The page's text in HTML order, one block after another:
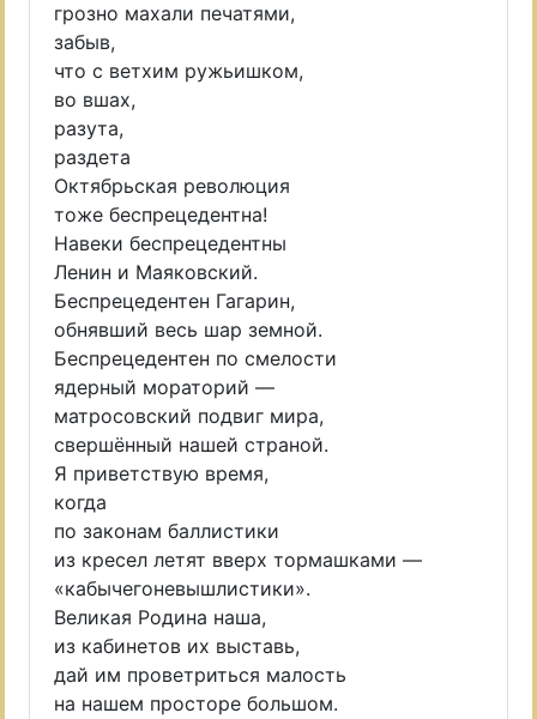
грозно махали печатями,
забыв,
что с ветхим ружьишком,
во вшах,
разута,
раздета
Октябрьская революция
тоже беспрецедентна!
Навеки беспрецедентны
Ленин и Маяковский.
Беспрецедентен Гагарин,
обнявший весь шар земной.
Беспрецедентен по смелости
ядерный мораторий —
матросовский подвиг мира,
свершённый нашей страной.
Я приветствую время,
когда
по законам баллистики
из кресел летят вверх тормашками —
«кабычегоневышлистики».
Великая Родина наша,
из кабинетов их выставь,
дай им проветриться малость
на нашем просторе большом.